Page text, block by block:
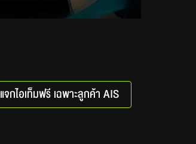
แจกไอเท็มฟรี เฉพาะลูกค้า AIS